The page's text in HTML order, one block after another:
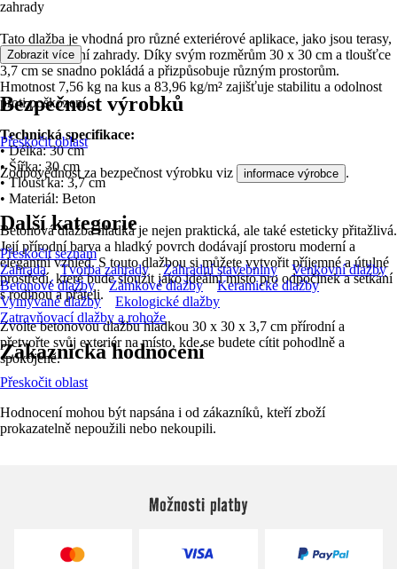
zahrady
Tato dlažba je vhodná pro různé exteriérové aplikace, jako jsou terasy,
balkony a zimní zahrady. Díky svým rozměrům 30 x 30 cm a tloušťce
3,7 cm se snadno pokládá a přizpůsobuje různým prostorům.
Hmotnost 7,56 kg na kus a 83,96 kg/m² zajišťuje stabilitu a odolnost
proti poškození.
Technická specifikace:
• Délka: 30 cm
• Šířka: 30 cm
• Tloušťka: 3,7 cm
• Materiál: Beton
Betonová dlažba hladká je nejen praktická, ale také esteticky přitažlivá.
Její přírodní barva a hladký povrch dodávají prostoru moderní a
elegantní vzhled. S touto dlažbou si můžete vytvořit příjemné a útulné
prostředí, které bude sloužit jako ideální místo pro odpočinek a setkání
s rodinou a přáteli.
Zvolte betonovou dlažbu hladkou 30 x 30 x 3,7 cm přírodní a
přetvořte svůj exteriér na místo, kde se budete cítit pohodlně a
spokojeně.
Zobrazit více
Bezpečnost výrobků
Přeskočit oblast
Zodpovědnost za bezpečnost výrobku viz informace výrobce .
Další kategorie
Přeskočit seznam
Zahrada
Tvorba zahrady Zahradní stavebniny
Venkovní dlažby
Betonové dlažby
Zámkové dlažby
Keramické dlažby
Vymývané dlažby
Ekologické dlažby
Zatravňovací dlažby a rohože
Zákaznická hodnocení
Přeskočit oblast
Hodnocení mohou být napsána i od zákazníků, kteří zboží
prokazatelně nepoužili nebo nekoupili.
Možnosti platby